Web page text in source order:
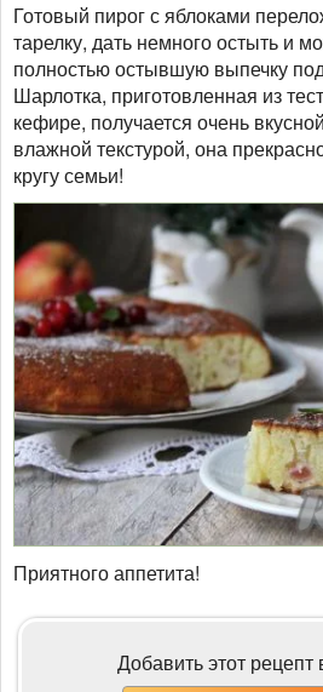
Готовый пирог с яблоками
тарелку, дать немного остыть и
полностью остывшую выпечку
Шарлотка, приготовленная из
кефире, получается очень
влажной текстурой, она
кругу семьи!
Приятного аппетита!
Добавить этот рецепт